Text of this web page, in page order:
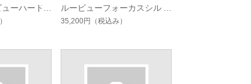
ーハード
ート
ルービューフォーカスシルバ
ーミラーコート
35,200円 （税込み）